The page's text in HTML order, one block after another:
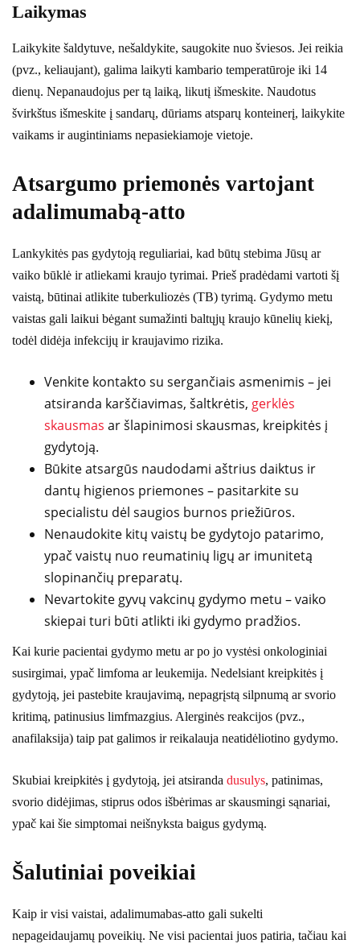
Laikymas
Laikykite šaldytuve, nešaldykite, saugokite nuo šviesos. Jei reikia
(pvz., keliaujant), galima laikyti kambario temperatūroje iki 14
dienų. Nepanaudojus per tą laiką, likutį išmeskite. Naudotus
švirkštus išmeskite į sandarų, dūriams atsparų konteinerį, laikykite
vaikams ir augintiniams nepasiekiamoje vietoje.
Atsargumo priemonės vartojant
adalimumabą-atto
Lankykitės pas gydytoją reguliariai, kad būtų stebima Jūsų ar
vaiko būklė ir atliekami kraujo tyrimai. Prieš pradėdami vartoti šį
vaistą, būtinai atlikite tuberkuliozės (TB) tyrimą. Gydymo metu
vaistas gali laikui bėgant sumažinti baltųjų kraujo kūnelių kiekį,
todėl didėja infekcijų ir kraujavimo rizika.
Venkite kontakto su sergančiais asmenimis – jei
atsiranda karščiavimas, šaltkrėtis, gerklės
skausmas ar šlapinimosi skausmas, kreipkitės į
gydytoją.
Būkite atsargūs naudodami aštrius daiktus ir
dantų higienos priemones – pasitarkite su
specialistu dėl saugios burnos priežiūros.
Nenaudokite kitų vaistų be gydytojo patarimo,
ypač vaistų nuo reumatinių ligų ar imunitetą
slopinančių preparatų.
Nevartokite gyvų vakcinų gydymo metu – vaiko
skiepai turi būti atlikti iki gydymo pradžios.
Kai kurie pacientai gydymo metu ar po jo vystėsi onkologiniai
susirgimai, ypač limfoma ar leukemija. Nedelsiant kreipkitės į
gydytoją, jei pastebite kraujavimą, nepagrįstą silpnumą ar svorio
kritimą, patinusius limfmazgius. Alerginės reakcijos (pvz.,
anafilaksija) taip pat galimos ir reikalauja neatidėliotino gydymo.
Skubiai kreipkitės į gydytoją, jei atsiranda dusulys, patinimas,
svorio didėjimas, stiprus odos išbėrimas ar skausmingi sąnariai,
ypač kai šie simptomai neišnyksta baigus gydymą.
Šalutiniai poveikiai
Kaip ir visi vaistai, adalimumabas-atto gali sukelti
nepageidaujamų poveikių. Ne visi pacientai juos patiria, tačiau kai